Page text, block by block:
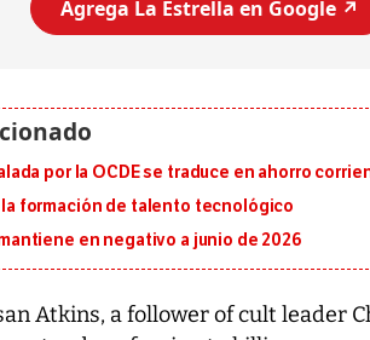
Agrega La Estrella en Google ↗️
por la OCDE se traduce en ahorro
formación de talento tecnológico
en negativo a junio de 2026
Atkins, a follower of cult leader
Entre
da Silva,